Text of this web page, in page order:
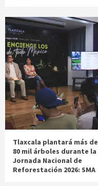
Tlaxcala plantará más de
80 mil árboles durante la
Jornada Nacional de
Reforestación 2026: SMA